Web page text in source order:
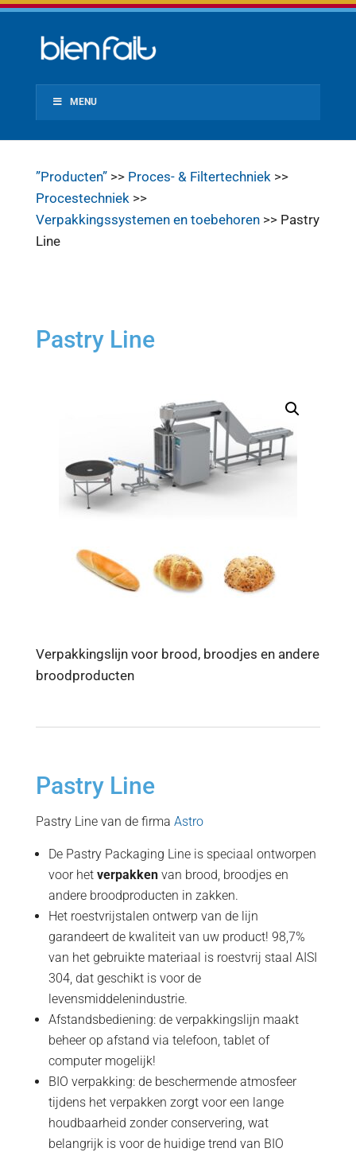
MENU
”Producten”>> Proces- & Filtertechniek>>
Procestechniek>>
Verpakkingssystemen en toebehoren>> Pastry
Line
Pastry Line
Verpakkingslijn voor brood, broodjes en andere
broodproducten
Pastry Line
Pastry Line van de firma Astro
De Pastry Packaging Line is speciaal ontworpen
voor het verpakkenvan brood, broodjes en
andere broodproducten in zakken.
Het roestvrijstalen ontwerp van de lijn
garandeert de kwaliteit van uw product! 98,7%
van het gebruikte materiaal is roestvrij staal AISI
304, dat geschikt is voor de
levensmiddelenindustrie.
Afstandsbediening: de verpakkingslijn maakt
beheer op afstand via telefoon, tablet of
computer mogelijk!
BIO verpakking: de beschermende atmosfeer
tijdens het verpakken zorgt voor een lange
houdbaarheid zonder conservering, wat
belangrijk is voor de huidige trend van BIO